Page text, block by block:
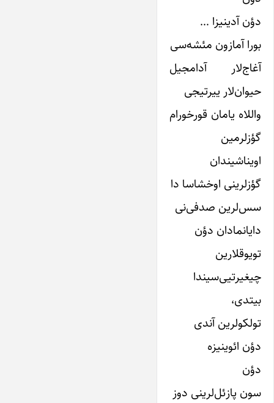
دؤن آدینیزا …
بورا آمازون مئشه‌سی
آغاج‌لار آدامجیل
حیوان‌لار ییرتیجی
واللاه یامان قورخورام
گؤزلرمین
اویناشیندان
گؤزلرینی اوخشاسا دا
سس‌لرین صدفی‌نی
دایانمادان دؤن
تویوقلارین
چیغیرتیی‌سیندا
بیتدی،
تولکولرین آندی
دؤن ائوینیزه
دؤن
سون پازئل‌لرینی دوز